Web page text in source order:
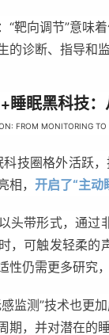
：“靶向调节”意味
的诊断、指导和监
睡眠黑科技
FROM MONITORING TO
技圈格外活跃
相， 开启了“主动
头带形式，通过
，可触发轻柔的
性仍需更多研究
监测”技术也更
期，并对潜在的